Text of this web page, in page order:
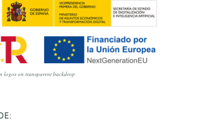
logos on transparent backdrop